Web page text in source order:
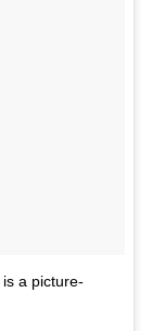
a picture-